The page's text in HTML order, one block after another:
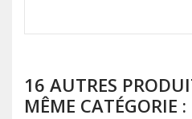
16 AUTRES
MÊME CATÉGORIE :